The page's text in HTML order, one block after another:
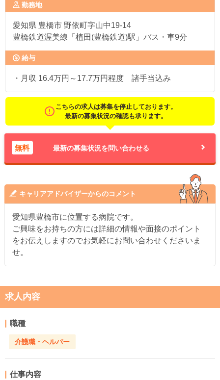
勤務地
愛知県 豊橋市 野依町字山中19-14
豊橋鉄道渥美線「植田(豊橋鉄道)駅」バス・車9分
給与
・月収 16.4万円～17.7万円程度 諸手当込み
こちらの求人は募集を停止しております。
最新の募集状況の確認も承ります。
無料 最新の募集状況を問い合わせる
キャリアアドバイザーからのコメント
愛知県豊橋市に位置する病院です。
ご興味をお持ちの方には詳細の情報や面接のポイント
をお伝えしますのでお気軽にお問い合わせくださいま
せ。
求人内容
職種
介護職・ヘルパー
仕事内容